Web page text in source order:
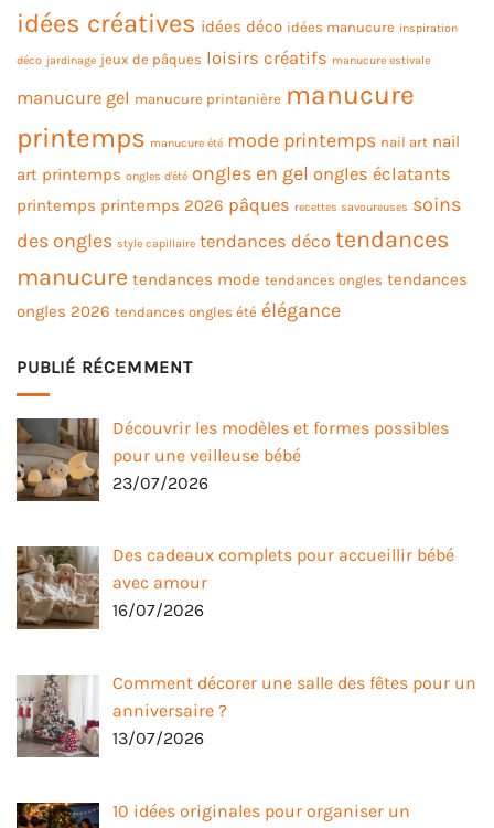
idées créatives idées déco idées manucure inspiration
déco jardinage jeux de pâques loisirs créatifs manucure estivale
manucure gel manucure printanière manucure
printemps manucure été mode printemps nail art nail
art printemps ongles d'été ongles en gel ongles éclatants
printemps printemps 2026 pâques recettes savoureuses soins
des ongles style capillaire tendances déco tendances
manucure tendances mode tendances ongles tendances
ongles 2026 tendances ongles été élégance
PUBLIÉ RÉCEMMENT
Découvrir les modèles et formes possibles
pour une veilleuse bébé
23/07/2026
Des cadeaux complets pour accueillir bébé
avec amour
16/07/2026
Comment décorer une salle des fêtes pour un
anniversaire ?
13/07/2026
10 idées originales pour organiser un